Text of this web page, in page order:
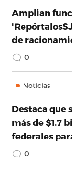
Amplian
de
0
Noticias
Destaca que
más de $1.7
federales
0